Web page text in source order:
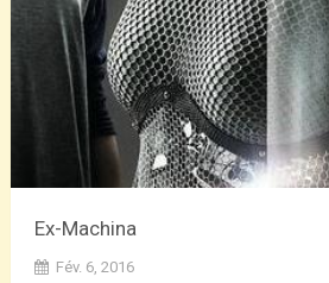
Ex-Machina
Fév. 6, 2016